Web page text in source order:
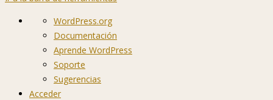
Acerca
WordPress
WordPress.org
Documentación
Aprende WordPress
Soporte
Sugerencias
Acceder